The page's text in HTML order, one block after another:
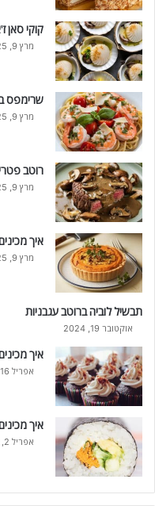
קוקי סאן
מרץ 9, 2025
שרימפס
מרץ 9, 2025
רוטב
מרץ 9, 2025
איך
מרץ 9, 2025
תבשיל לוביה ברוטב עגבניות
אוקטובר 19, 2024
איך
אפריל 16, 2024
איך
אפריל 2, 2024